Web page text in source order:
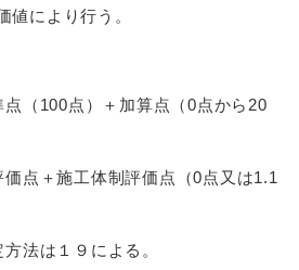
値により行う。
100点）＋加算点（0点から20
＋施工体制評価点（0点又は1.1
法は１９による。